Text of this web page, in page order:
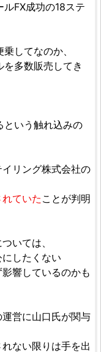
ルFX成功の18ステ
してなのか、
多数販売してき
という触れ込みの
リング株式会社の
ていたことが判明
いては、
したくない
響しているのかも
営に山口氏が関与
ない限りは手を出